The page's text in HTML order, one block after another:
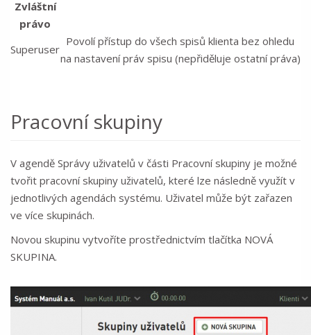
Zvláštní
právo
Superuser
Povolí přístup do všech spisů klienta bez ohledu
na nastavení práv spisu (nepřiděluje ostatní práva)
Pracovní skupiny
V agendě Správy uživatelů v části Pracovní skupiny je možné
tvořit pracovní skupiny uživatelů, které lze následně využít v
jednotlivých agendách systému. Uživatel může být zařazen
ve více skupinách.
Novou skupinu vytvoříte prostřednictvím tlačítka NOVÁ
SKUPINA.